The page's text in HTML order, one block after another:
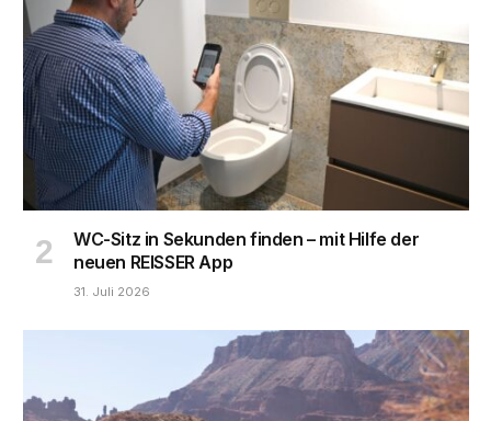
WC-Sitz in Sekunden finden – mit Hilfe der
neuen REISSER App
31. Juli 2026